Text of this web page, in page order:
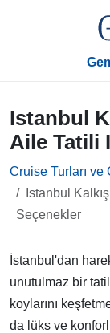
Istanbul
Aile Tatili
Cruise Turları ve
Istanbul
Seçenekler
İstanbul'dan
unutulmaz bir
koylarını
da lüks ve